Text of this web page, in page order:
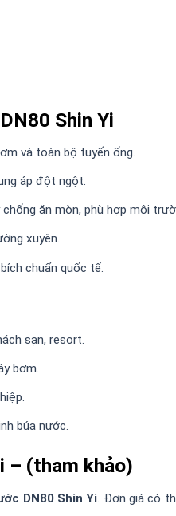
Shin Yi
và toàn bộ tuyến ống.
áp đột ngột.
ăn mòn, phù hợp môi
xuyên.
chuẩn quốc tế.
sạn, resort.
bơm.
búa nước.
– (tham khảo)
DN80 Shin Yi. Đơn giá có